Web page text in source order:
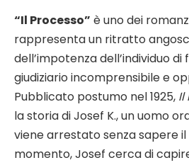
“Il Processo” è uno dei
rappresenta un ritratto
dell’impotenza dell’individuo
giudiziario incomprensibile e
Pubblicato postumo nel 1925, Il
la storia di Josef K., un uomo
viene arrestato senza sapere
momento, Josef cerca di